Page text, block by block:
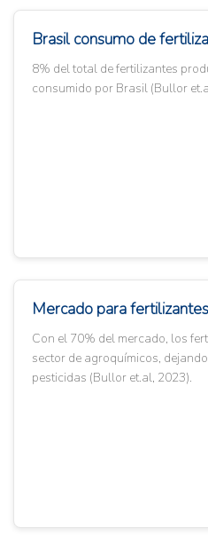
Brasil consumo de
8% del total de fertilizantes
consumido por Brasil (Bullor
Mercado para fertilizantes
Con el 70% del mercado, los
sector de agroquímicos,
pesticidas (Bullor et.al, 2023).